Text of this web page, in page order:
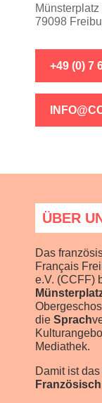
Münsterplatz
79098
+49 (0) 7
ÜBER
Das
Français
e.V. (CCFF)
die Sprach
Mediathek.
Damit ist